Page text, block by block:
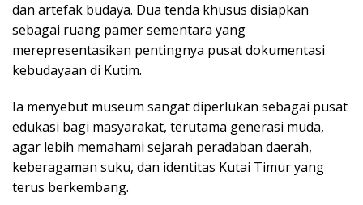
dan artefak budaya. Dua tenda khusus disiapkan
sebagai ruang pamer sementara yang
merepresentasikan pentingnya pusat dokumentasi
kebudayaan di Kutim.
Ia menyebut museum sangat diperlukan sebagai pusat
edukasi bagi masyarakat, terutama generasi muda,
agar lebih memahami sejarah peradaban daerah,
keberagaman suku, dan identitas Kutai Timur yang
terus berkembang.